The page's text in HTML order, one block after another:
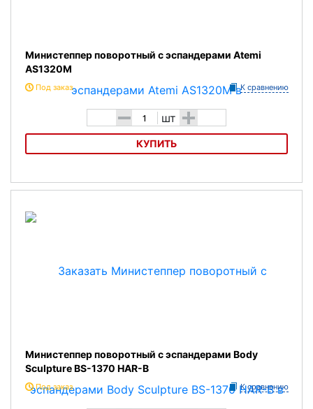
Министеппер поворотный с эспандерами Atemi
AS1320M
Под заказ К сравнению
- шт +
КУПИТЬ
Министеппер поворотный с эспандерами Atemi AS1320M
Министеппер поворотный с эспандерами Body
Sculpture BS-1370 HAR-B
Под заказ К сравнению